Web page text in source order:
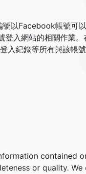
以Facebook帳號可
入網站的相關作業
入紀錄等所有與該帳
or quality.